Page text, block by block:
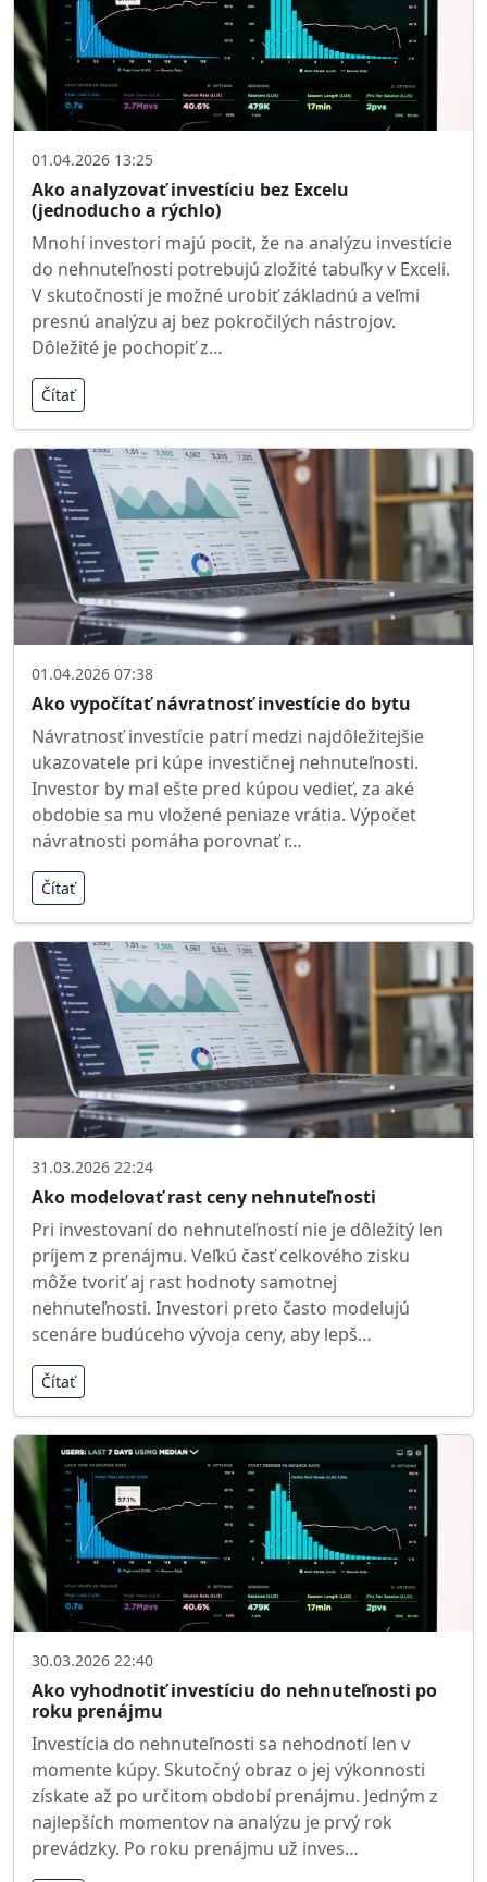
01.04.2026 13:25
Ako analyzovať investíciu bez Excelu
(jednoducho a rýchlo)
Mnohí investori majú pocit, že na analýzu investície
do nehnuteľnosti potrebujú zložité tabuľky v Exceli.
V skutočnosti je možné urobiť základnú a veľmi
presnú analýzu aj bez pokročilých nástrojov.
Dôležité je pochopiť z…
Čítať
01.04.2026 07:38
Ako vypočítať návratnosť investície do bytu
Návratnosť investície patrí medzi najdôležitejšie
ukazovatele pri kúpe investičnej nehnuteľnosti.
Investor by mal ešte pred kúpou vedieť, za aké
obdobie sa mu vložené peniaze vrátia. Výpočet
návratnosti pomáha porovnať r…
Čítať
31.03.2026 22:24
Ako modelovať rast ceny nehnuteľnosti
Pri investovaní do nehnuteľností nie je dôležitý len
príjem z prenájmu. Veľkú časť celkového zisku
môže tvoriť aj rast hodnoty samotnej
nehnuteľnosti. Investori preto často modelujú
scenáre budúceho vývoja ceny, aby lepš…
Čítať
30.03.2026 22:40
Ako vyhodnotiť investíciu do nehnuteľnosti po
roku prenájmu
Investícia do nehnuteľnosti sa nehodnotí len v
momente kúpy. Skutočný obraz o jej výkonnosti
získate až po určitom období prenájmu. Jedným z
najlepších momentov na analýzu je prvý rok
prevádzky. Po roku prenájmu už inves…